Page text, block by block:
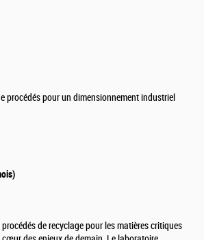
procédés pour un dimensionnement industriel
de recyclage pour les matières critiques